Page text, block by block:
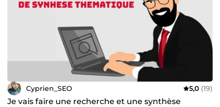
Cyprien_SEO 5,0 (19)
Je vais faire une recherche et une synthèse